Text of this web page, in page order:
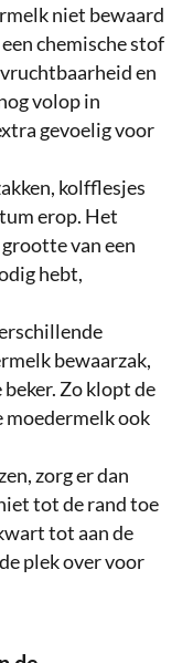
niet bewaard
chemische stof
en
volop in
gevoelig voor
kolfflesjes
erop. Het
van een
hebt,
bewaarzak,
Zo klopt de
moedermelk ook
zorg er dan
tot de rand toe
tot aan de
plek over voor